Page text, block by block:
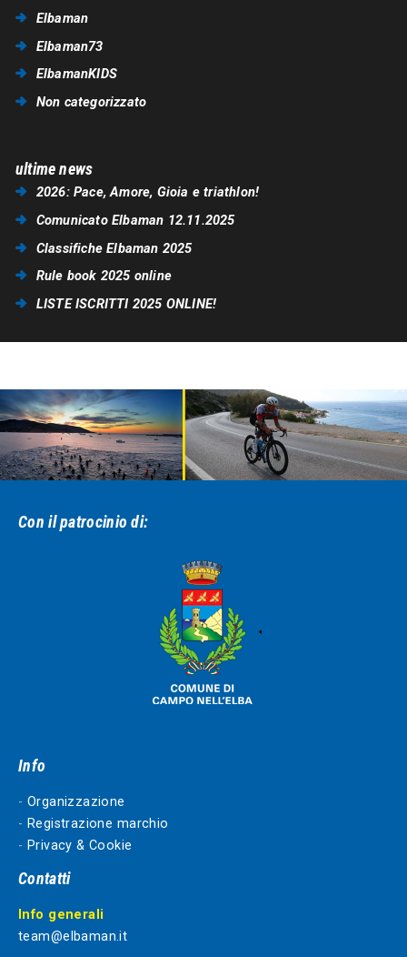
Elbaman
Elbaman73
ElbamanKIDS
Non categorizzato
ultime news
2026: Pace, Amore, Gioia e triathlon!
Comunicato Elbaman 12.11.2025
Classifiche Elbaman 2025
Rule book 2025 online
LISTE ISCRITTI 2025 ONLINE!
Con il patrocinio di:
Info
- Organizzazione
- Registrazione marchio
- Privacy & Cookie
Contatti
Info generali
team@elbaman.it